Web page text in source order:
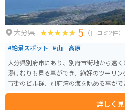
大分県 5 （口コミ2件）
#絶景スポット #山｜高原
大分県別府市にあり、別府市街地から遠
湯けむりも見る事ができ、絶好のツーリ
市街のビル群、別府湾の海を眺める事が
できます。
詳しく